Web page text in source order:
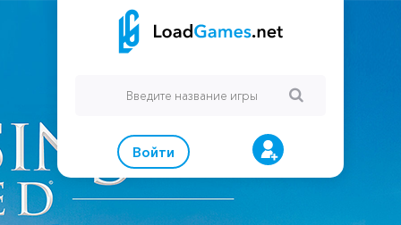
Войти